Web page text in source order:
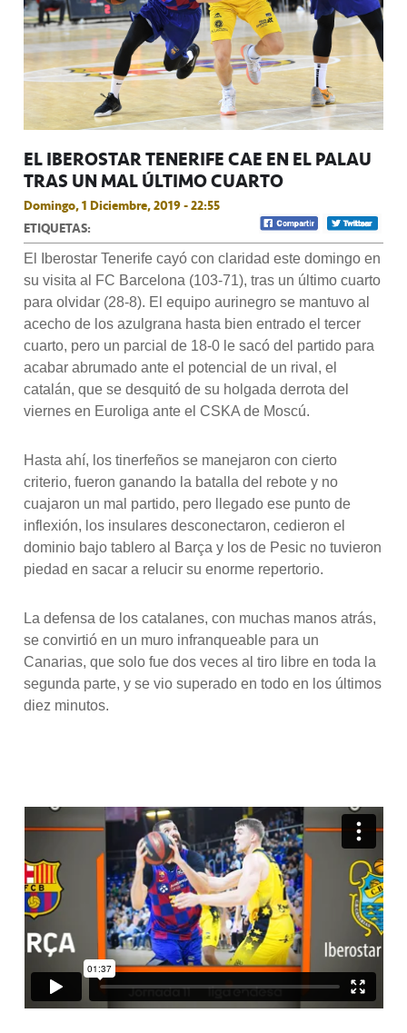
EL IBEROSTAR TENERIFE CAE EN EL PALAU
TRAS UN MAL ÚLTIMO CUARTO
Domingo, 1 Diciembre, 2019 - 22:55
ETIQUETAS:
El Iberostar Tenerife cayó con claridad este domingo en
su visita al FC Barcelona (103-71), tras un último cuarto
para olvidar (28-8). El equipo aurinegro se mantuvo al
acecho de los azulgrana hasta bien entrado el tercer
cuarto, pero un parcial de 18-0 le sacó del partido para
acabar abrumado ante el potencial de un rival, el
catalán, que se desquitó de su holgada derrota del
viernes en Euroliga ante el CSKA de Moscú.
Hasta ahí, los tinerfeños se manejaron con cierto
criterio, fueron ganando la batalla del rebote y no
cuajaron un mal partido, pero llegado ese punto de
inflexión, los insulares desconectaron, cedieron el
dominio bajo tablero al Barça y los de Pesic no tuvieron
piedad en sacar a relucir su enorme repertorio.
La defensa de los catalanes, con muchas manos atrás,
se convirtió en un muro infranqueable para un
Canarias, que solo fue dos veces al tiro libre en toda la
segunda parte, y se vio superado en todo en los últimos
diez minutos.